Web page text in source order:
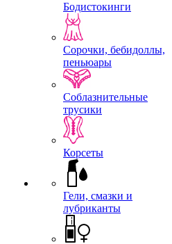
Бодистокинги
Сорочки, бебидоллы,
пеньюары
Соблазнительные
трусики
Корсеты
Гели, смазки и
лубриканты